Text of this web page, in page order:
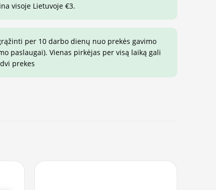
visoje Lietuvoje €3.
per 10 darbo dienų nuo prekės gavimo
paslaugai). Vienas pirkėjas per visą laiką gali
prekes